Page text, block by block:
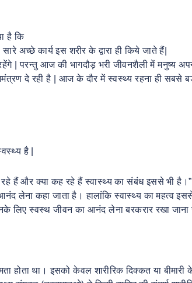
है कि
अच्छे कार्य इस शरीर के द्वारा ही किये जाते हैं|
| परन्तु आज की भागदौड़ भरी जीवनशैली में मनुष्य
दे रही है | आज के दौर में स्वस्थ्य रहना ही सबसे
है |
हैं और क्या कह रहे हैं स्वास्थ्य का संबंध इससे भी
लेना कहा जाता है। हालांकि स्वास्थ्य का महत्व
लिए स्वस्थ जीवन का आनंद लेना बरकरार रखा जाना
होता था। इसको केवल शारीरिक दिक्कत या बीमारी